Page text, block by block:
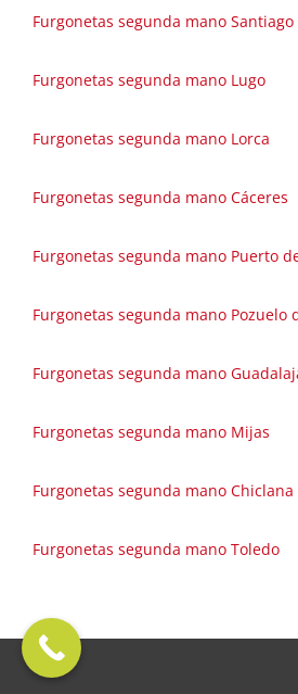
Furgonetas segunda mano
Furgonetas segunda mano Lugo
Furgonetas segunda mano Lorca
Furgonetas segunda mano Cáceres
Furgonetas segunda mano Puerto
Furgonetas segunda mano Pozuelo
Furgonetas segunda mano
Furgonetas segunda mano Mijas
Furgonetas segunda mano
Furgonetas segunda mano Toledo